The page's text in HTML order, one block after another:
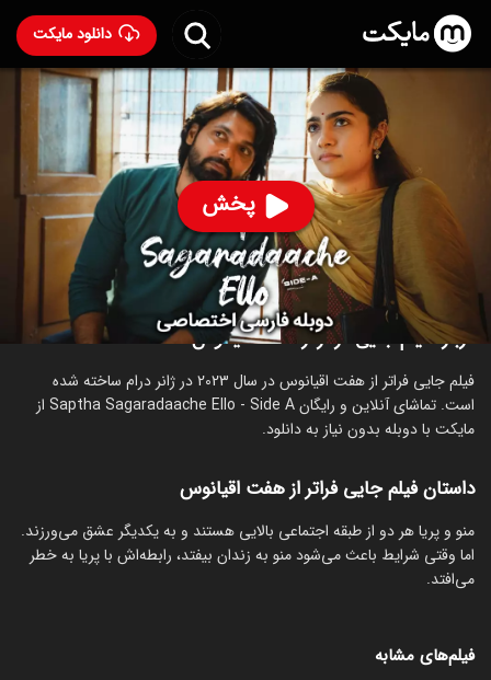
دانلود مایکت
پخش
فیلم هندی جایی فراتر از هفت اقیانوس با دوبله فارسی
Saptha Sagaradaache Ello - Side A 2023
۶۶ 81 ۸.۲
ساخت هند سال 2023
رده سنی ۱۸+
درام عاشقانه
درباره فیلم جایی فراتر از هفت اقیانوس
فیلم جایی فراتر از هفت اقیانوس در سال 2023 در ژانر درام ساخته شده
است. تماشای آنلاین و رایگان Saptha Sagaradaache Ello - Side A از
مایکت با دوبله بدون نیاز به دانلود.
داستان فیلم جایی فراتر از هفت اقیانوس
منو و پریا هر دو از طبقه اجتماعی بالایی هستند و به یکدیگر عشق می‌ورزند.
اما وقتی شرایط باعث می‌شود منو به زندان بیفتد، رابطه‌اش با پریا به خطر
می‌افتد.
فیلم‌های مشابه